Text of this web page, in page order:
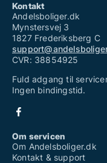
Kontakt
Andelsboliger.dk
Mynstersvej 3
1827 Frederiksberg C
CVR: 38854925
Fuld adgang til
Ingen bindingstid.
Om servicen
Om Andelsboliger.dk
Kontakt & support